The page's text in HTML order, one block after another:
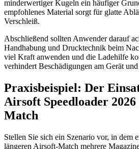
minderwertiger Kugeln ein häufiger
empfohlenes Material sorgt für glatte
Verschleiß.
Abschließend sollten Anwender darauf
Handhabung und Drucktechnik beim
viel Kraft anwenden und die Ladehilfe
verhindert Beschädigungen am Gerät
Praxisbeispiel: Der
Airsoft Speedloader 2026
Match
Stellen Sie sich ein Szenario vor, in dem
längeren Airsoft-Match mehrere